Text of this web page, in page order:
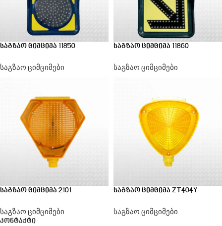
საგზაო ციმციმა 11850
საგზაო ციმციმები
საგზაო ციმციმა 11860
საგზაო ციმციმები
საგზაო ციმციმა 2101
საგზაო ციმციმები
საგზაო ციმციმა ZT404Y
საგზაო ციმციმები
კონტაქტი